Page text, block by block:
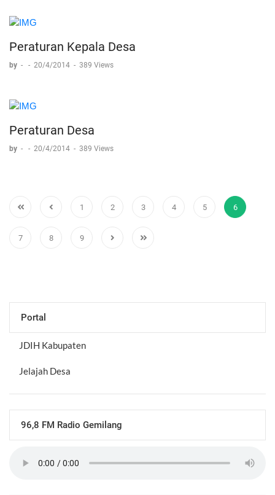
Peraturan Kepala Desa
by - - 20/4/2014 - 389 Views
Peraturan Desa
by - - 20/4/2014 - 389 Views
1 2 3 4 5 6
7 8 9
Portal
JDIH Kabupaten
Jelajah Desa
96,8 FM Radio Gemilang